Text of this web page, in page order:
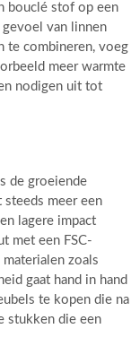
bouclé stof op een
van linnen
te combineren, voeg
meer warmte
nodigen uit tot
de groeiende
meer een
lagere impact
met een FSC-
zoals
gaat hand in hand
te kopen die na
stukken die een